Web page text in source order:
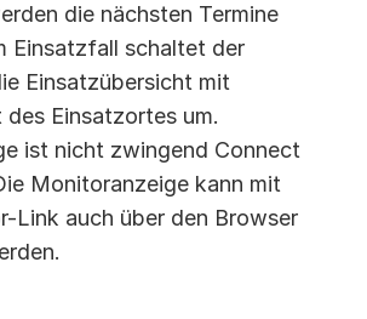
die nächsten Termine
Einsatzfall schaltet der
Einsatzübersicht mit
des Einsatzortes um.
ist nicht zwingend Connect
Monitoranzeige kann mit
Link auch über den Browser